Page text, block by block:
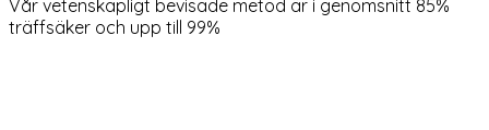
Vår vetenskapligt bevisade metod är i genomsnitt 85%
träffsäker och upp till 99%